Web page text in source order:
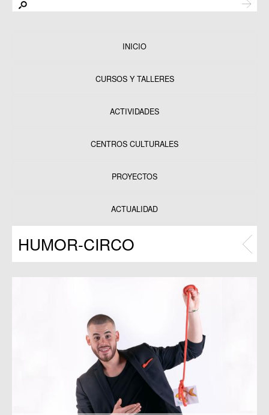
INICIO
CURSOS Y TALLERES
ACTIVIDADES
CENTROS CULTURALES
PROYECTOS
Programas
ACTUALIDAD
HUMOR-CIRCO